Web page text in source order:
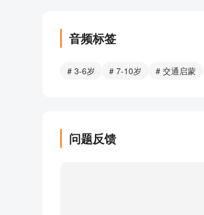
神奇小火车_繁忙的交通
音频标签
# 3-6岁 # 7-10岁 # 交通启蒙
问题反馈